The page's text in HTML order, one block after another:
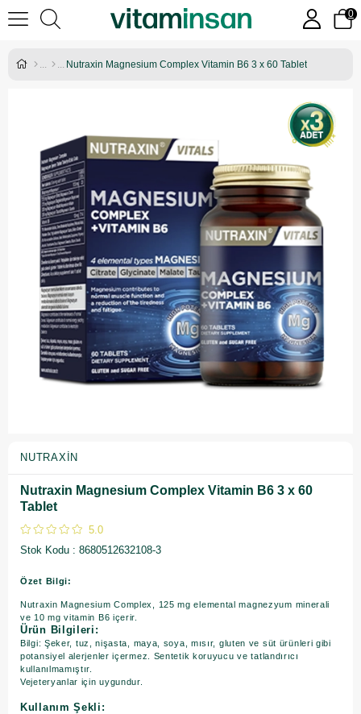
0
Nutraxin Magnesium Complex Vitamin B6 3 x 60 Tablet
NUTRAXIN
Nutraxin Magnesium Complex Vitamin B6 3 x 60
Tablet
5.0
Stok Kodu
8680512632108-3
Özet Bilgi:
Nutraxin Magnesium Complex, 125 mg elemental magnezyum minerali
ve 10 mg vitamin B6 içerir.
Ürün Bilgileri:
Bilgi: Şeker, tuz, nişasta, maya, soya, mısır, gluten ve süt ürünleri gibi
potansiyel alerjenler içermez. Sentetik koruyucu ve tatlandırıcı
kullanılmamıştır.
Vejeteryanlar için uygundur.
Kullanım Şekli: